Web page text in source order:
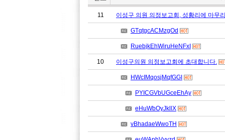
11 이성구 의원 의정보고회, 성황리에 마무
GTqtgcACMzgOd
RuebjkEhWiruHeNFxI
10 이성구의원 의정보고회에 초대합니다.
HWcIMqosjMqfGGI
PYICGVbUGceEhAy
eHuWbOyJkllX
vBhadaeWwoTH